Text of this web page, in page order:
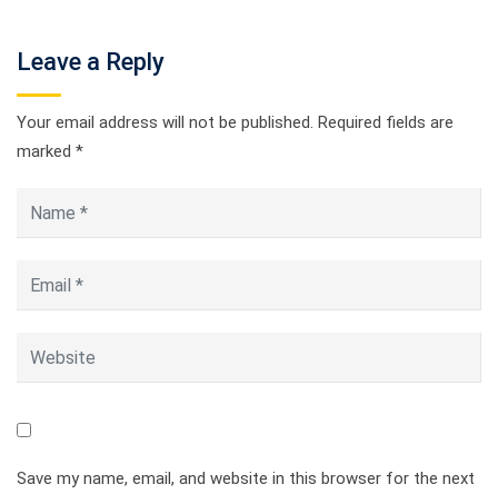
Leave a Reply
Your email address will not be published. Required fields are
marked *
Save my name, email, and website in this browser for the next